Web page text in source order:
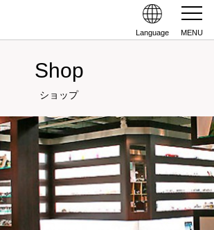
Language MENU
Shop
ショップ